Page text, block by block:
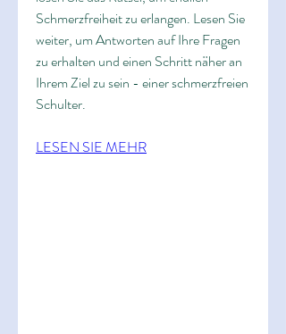
Schmerzfreiheit zu erlangen. Lesen Sie
weiter, um Antworten auf Ihre Fragen
zu erhalten und einen Schritt näher an
Ihrem Ziel zu sein - einer schmerzfreien
Schulter.
LESEN SIE MEHR